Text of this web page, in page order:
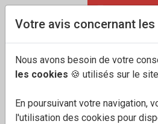
04 91 60
Votre avis concernant les
Nous avons besoin de votre
les cookies 🍪 utilisés sur le site
En poursuivant votre navigation,
l'utilisation des cookies pour